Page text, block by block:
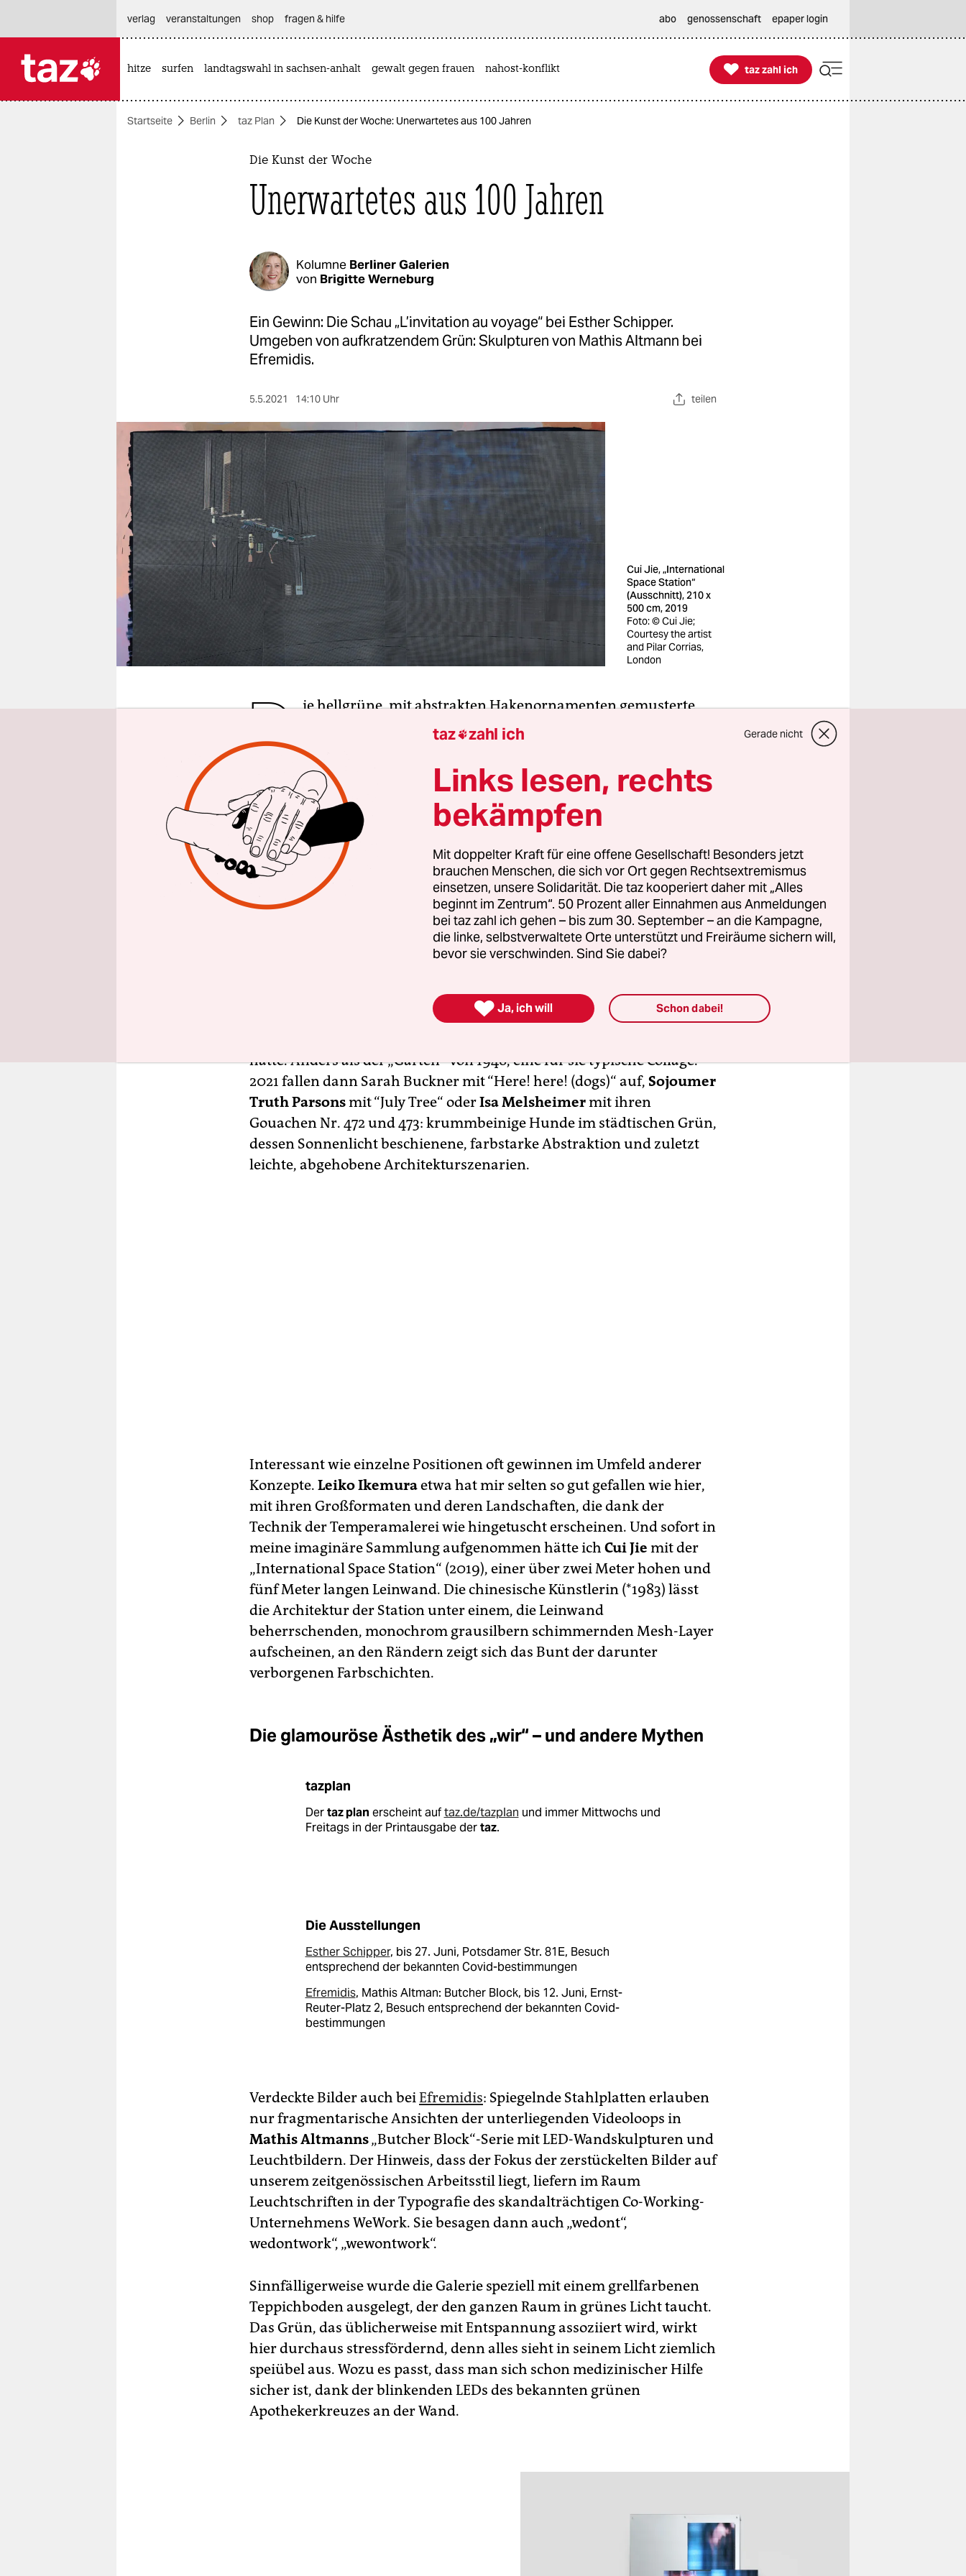
themen
verlag
verlag
veranstaltungen
shop
fragen & hilfe
unterstützen
abo
genossenschaft
epaper login
verlag
veranstaltungen shop fragen & hilfe abo genossenschaft epaper login
hitze surfen landtagswahl in sachsen-anhalt gewalt gegen frauen nahost-konflikt 
taz zahl ich
taz zahl ich
Startseite Berlin taz Plan Die Kunst der Woche: Unerwartetes aus 100 Jahren
Die Kunst der Woche
Unerwartetes aus 100 Jahren
Kolumne Berliner Galerien
von Brigitte Werneburg
Ein Gewinn: Die Schau „L’invitation au voyage“ bei Esther Schipper.
Umgeben von aufkratzendem Grün: Skulpturen von Mathis Altmann bei
Efremidis.
5.5.2021 14:10 Uhr teilen
Cui Jie, „International
Space Station“
(Ausschnitt), 210 x
500 cm, 2019
Foto: © Cui Jie;
Courtesy the artist
and Pilar Corrias,
London
D ie hellgrüne, mit abstrakten Hakenornamenten gemusterte
Tapete könnte fast schon wieder hipp sein. Überhaupt lässt
sich die Familie von heute, der Papa mit angesagtem
Patriarchenbart, leicht in diesem Ambiente vorstellen. Schöne,
bedenkliche Ironie, wo dochAlmut Heiseihr „Großes Wohnzimmer“
schon als Anachronismus betrachtete, als sie es 1968 auf die Leinwand
bannte. Bekanntlich liebte sie dieses überraschend langlebige
Biedermeier der 40er und 50er Jahre. In distanzierter Referenz zum
Siegeszeugs der Pop art fand sie dort die reizvollsten ihrer mit
peniblem Pinselstrich auf die Leinwand gebrachten Szenen.
Almut Heise ist mit drei Gemälden in der Ausstellung„L’invitation au
Esther Schippervertreten. Die ausschließlich von
fast hundert Jahren und entpuppt sich dabei voller Überraschungen.
Auf das Jahr 1925 sind die Aquarellzeichnungen aus der Bretagne
hätte. Anders als der „Garten“ von 1948, eine für sie typische Collage.
2021 fallen dann Sarah Buckner mit “Here! here! (dogs)“ auf, Sojoumer
Truth Parsonsmit “July Tree“ oderIsa Melsheimermit ihren
Gouachen Nr. 472 und 473: krummbeinige Hunde im städtischen Grün,
dessen Sonnenlicht beschienene, farbstarke Abstraktion und zuletzt
leichte, abgehobene Architekturszenarien.
Interessant wie einzelne Positionen oft gewinnen im Umfeld anderer
Konzepte. Leiko Ikemuraetwa hat mir selten so gut gefallen wie hier,
mit ihren Großformaten und deren Landschaften, die dank der
Technik der Temperamalerei wie hingetuscht erscheinen. Und sofort in
meine imaginäre Sammlung aufgenommen hätte ich Cui Jie mit der
„International Space Station“ (2019), einer über zwei Meter hohen und
fünf Meter langen Leinwand. Die chinesische Künstlerin (*1983) lässt
die Architektur der Station unter einem, die Leinwand
beherrschenden, monochrom grausilbern schimmernden Mesh-Layer
aufscheinen, an den Rändern zeigt sich das Bunt der darunter
verborgenen Farbschichten.
Die glamouröse Ästhetik des „wir“ – und andere Mythen
tazplan
Dertaz planerscheint auftaz.de/tazplan und immer Mittwochs und
Freitags in der Printausgabe dertaz.
Die Ausstellungen
Esther Schipper, bis 27. Juni, Potsdamer Str. 81E, Besuch
entsprechend der bekannten Covid-bestimmungen
Efremidis, Mathis Altman: Butcher Block, bis 12. Juni, Ernst-
Reuter-Platz 2, Besuch entsprechend der bekannten Covid-
bestimmungen
Verdeckte Bilder auch beiEfremidis: Spiegelnde Stahlplatten erlauben
nur fragmentarische Ansichten der unterliegenden Videoloops in
Mathis Altmanns„Butcher Block“-Serie mit LED-Wandskulpturen und
Leuchtbildern. Der Hinweis, dass der Fokus der zerstückelten Bilder auf
unserem zeitgenössischen Arbeitsstil liegt, liefern im Raum
Leuchtschriften in der Typografie des skandalträchtigen Co-Working-
Unternehmens WeWork. Sie besagen dann auch „wedont“,
wedontwork“, „wewontwork“.
Sinnfälligerweise wurde die Galerie speziell mit einem grellfarbenen
Teppichboden ausgelegt, der den ganzen Raum in grünes Licht taucht.
Das Grün, das üblicherweise mit Entspannung assoziiert wird, wirkt
hier durchaus stressfördernd, denn alles sieht in seinem Licht ziemlich
speiübel aus. Wozu es passt, dass man sich schon medizinischer Hilfe
sicher ist, dank der blinkenden LEDs des bekannten grünen
Apothekerkreuzes an der Wand.
taz zahl ich Gerade nicht
Links lesen, rechts
bekämpfen
Mit doppelter Kraft für eine offene Gesellschaft! Besonders jetzt
brauchen Menschen, die sich vor Ort gegen Rechtsextremismus
einsetzen, unsere Solidarität. Die taz kooperiert daher mit „Alles
beginnt im Zentrum“. 50 Prozent aller Einnahmen aus Anmeldungen
bei taz zahl ich gehen – bis zum 30. September – an die Kampagne,
die linke, selbstverwaltete Orte unterstützt und Freiräume sichern will,
bevor sie verschwinden. Sind Sie dabei?
 Ja, ich will Schon dabei!